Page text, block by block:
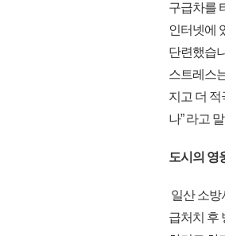
구급차를
인터넷에
단련했습
스트레스
지고 더
나” 라고
도시의 영
일산 소방
급처치 후